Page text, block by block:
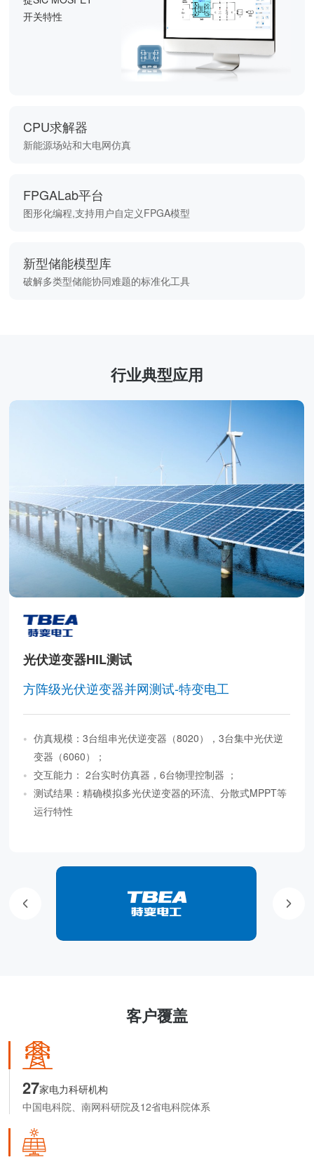
开关特性
CPU求解器
新能源场站和大电网仿真
FPGALab平台
图形化编程,支持用户自定义FPGA模型
新型储能模型库
破解多类型储能协同难题的标准化工具
行业典型应用
光伏逆变器HIL测试
方阵级光伏逆变器并网测试-特变电工
仿真规模：3台组串光伏逆变器（8020），3台集中光伏逆
变器（6060）；
交互能力： 2台实时仿真器，6台物理控制器 ；
测试结果：精确模拟多光伏逆变器的环流、分散式MPPT等
运行特性
客户覆盖
27家电力科研机构
中国电科院、南网科研院及12省电科院体系